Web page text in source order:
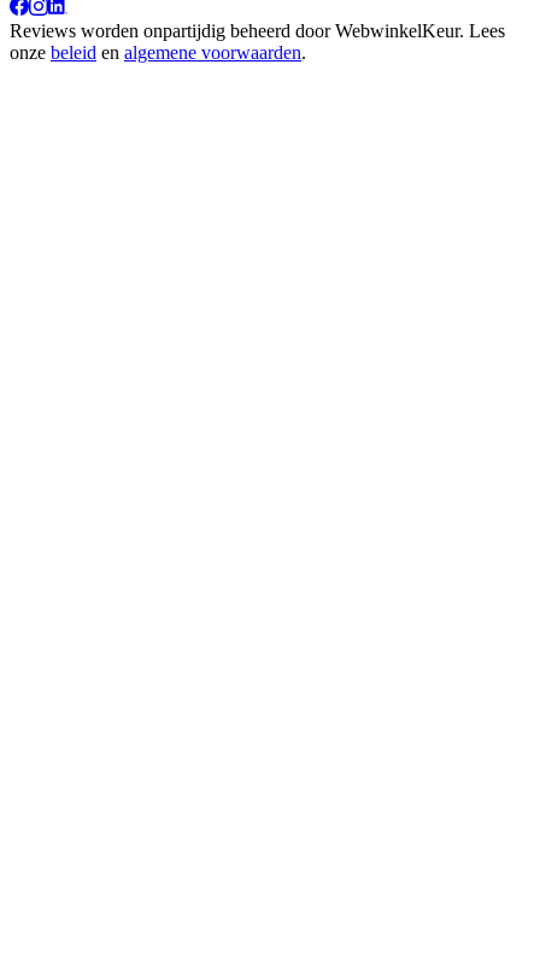
Reviews worden onpartijdig beheerd doorWebwinkelKeur. Lees
onze beleid en algemene voorwaarden.